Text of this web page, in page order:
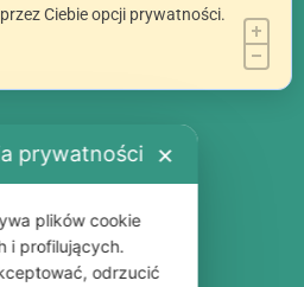
Ciebie opcji prywatności.
prywatności ✕
plików cookie
i profilujących.
odrzucić